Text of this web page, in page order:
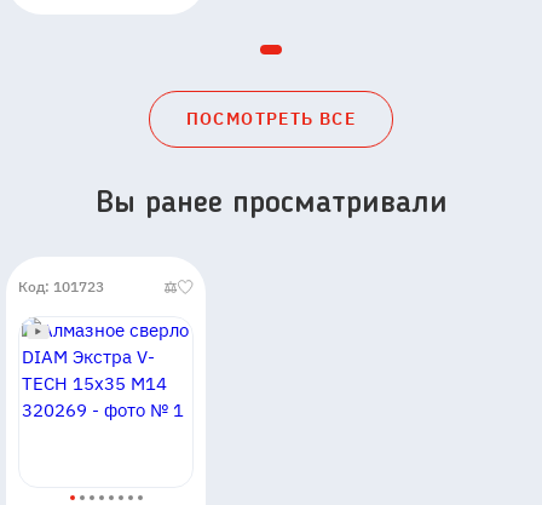
ПОСМОТРЕТЬ ВСЕ
Вы ранее просматривали
Код: 101723